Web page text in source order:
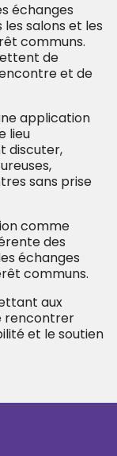
échanges
salons et les
communs.
de
et de
application
lieu
discuter,
sans prise
comme
des
échanges
communs.
aux
rencontrer
et le soutien